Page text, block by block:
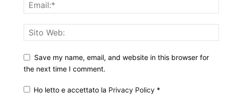
Save my name, email, and website in this browser for
the next time I comment.
Ho letto e accettato la Privacy Policy *